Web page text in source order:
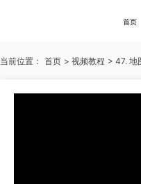
首页
当前位置： 首页 > 视频教程 > 47. 地